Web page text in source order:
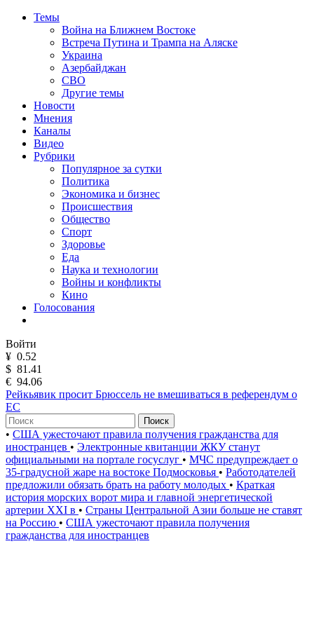
Темы
Война на Ближнем Востоке
Встреча Путина и Трампа на Аляске
Украина
Азербайджан
СВО
Другие темы
Новости
Мнения
Каналы
Видео
Рубрики
Популярное за сутки
Политика
Экономика и бизнес
Происшествия
Общество
Спорт
Здоровье
Еда
Наука и технологии
Войны и конфликты
Кино
Голосования
Войти
¥ 0.52
$ 81.41
€ 94.06
Рейкьявик просит Брюссель не вмешиваться в референдум о
ЕС
Поиск
• США ужесточают правила получения гражданства для
иностранцев • Электронные квитанции ЖКУ станут
официальными на портале госуслуг • МЧС предупреждает о
35-градусной жаре на востоке Подмосковья • Работодателей
предложили обязать брать на работу молодых • Краткая
история морских ворот мира и главной энергетической
артерии XXI в • Страны Центральной Азии больше не ставят
на Россию • США ужесточают правила получения
гражданства для иностранцев